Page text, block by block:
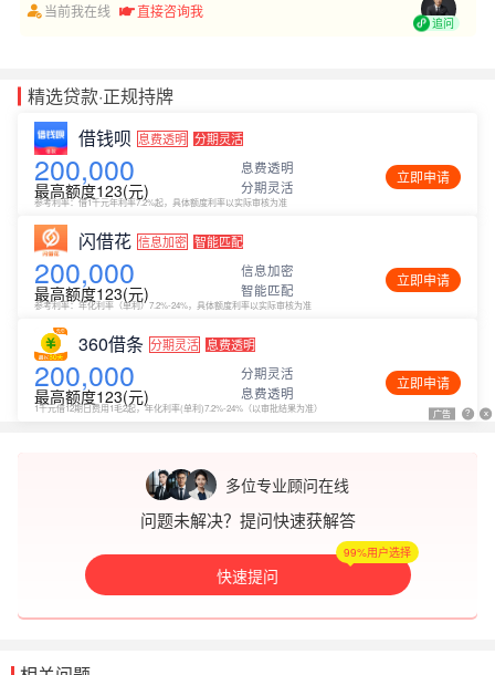
当前我在线 直接咨询我
追问
广告 ? x
精选贷款·正规持牌
借钱呗 息费透明 分期灵活
200,000
最高额度123(元)
息费透明
分期灵活
立即申请
参考利率：借1千元年利率7.2%起，具体额度利率以实际审核为准
闪借花 信息加密 智能匹配
200,000
最高额度123(元)
信息加密
智能匹配
立即申请
参考利率：年化利率（单利）7.2%-24%，具体额度利率以实际审核为准
360借条 分期灵活 息费透明
200,000
最高额度123(元)
分期灵活
息费透明
立即申请
1千元借12期日费用1毛2起，年化利率(单利)7.2%-24%（以审批结果为准） 广告 ? x
多位专业顾问在线
问题未解决？提问快速获解答
快速提问
99%用户选择